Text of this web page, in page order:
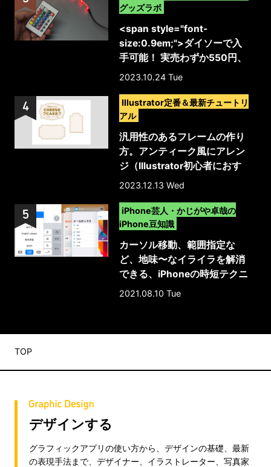
グッズラボ
<span style="font-
size:0.9em;">ダイソーで入
手可能！ 実売わずか550円、
リモコン添付で明るさ調整や
の格安テープライト（上位バ
ージョンの新製品）</span>
2023.10.24 Tue
Illustrator定番＆最新チュートリ
アル
汎用性のあるフレームの作り
方。アンティーク風にアレン
ジ（Illustrator初心者におす
すめ）
2023.12.13 Wed
iPhone芸人・かじがや卓哉の
iPhone豆知識
カーソル移動、範囲指定な
ど、地味〜なイライラを解消
できる、iPhoneの時短テクニ
ック10選
2021.08.10 Tue
TOP
デザインする
グラフィックアプリの使い方から、デザインの基礎、最新
の表現手法まで、デザイナー、イラストレーター、写真家